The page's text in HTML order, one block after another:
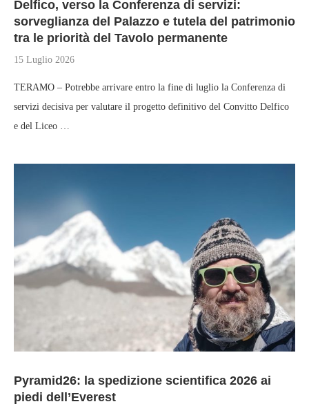
Delfico, verso la Conferenza di servizi:
sorveglianza del Palazzo e tutela del patrimonio
tra le priorità del Tavolo permanente
15 Luglio 2026
TERAMO – Potrebbe arrivare entro la fine di luglio la Conferenza di
servizi decisiva per valutare il progetto definitivo del Convitto Delfico
e del Liceo …
Pyramid26: la spedizione scientifica 2026 ai
piedi dell’Everest